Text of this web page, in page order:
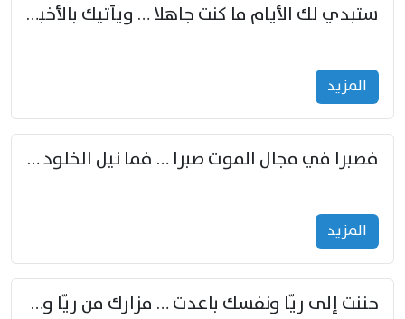
ستبدي لك الأيام ما كنت جاهلا … ويأتيك بالأخبار من لم تزوّد
المزید
فصبرا في مجال الموت صبرا … فما نيل الخلود بمستطاع
المزید
حننت إلى ريّا ونفسك باعدت … مزارك من ريّا وشعباكما معا